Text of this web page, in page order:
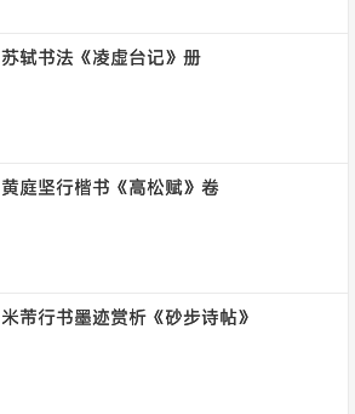
苏轼书法《凌虚台记》册
黄庭坚行楷书《高松赋》卷
米芾行书墨迹赏析《砂步诗帖》